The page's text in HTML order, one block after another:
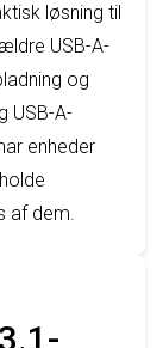
løsning til
USB-A-
og
USB-A-
enheder
af dem.